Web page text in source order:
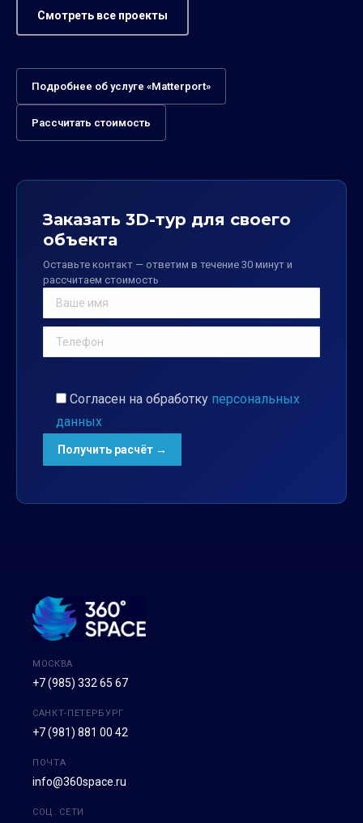
Смотреть все проекты
Подробнее об услуге «Matterport»
Рассчитать стоимость
Заказать 3D-тур для своего
объекта
Оставьте контакт — ответим в течение 30 минут и
рассчитаем стоимость
Согласен на обработку персональных
данных
МОСКВА
+7 (985) 332 65 67
САНКТ-ПЕТЕРБУРГ
+7 (981) 881 00 42
ПОЧТА
info@360space.ru
СОЦ. СЕТИ